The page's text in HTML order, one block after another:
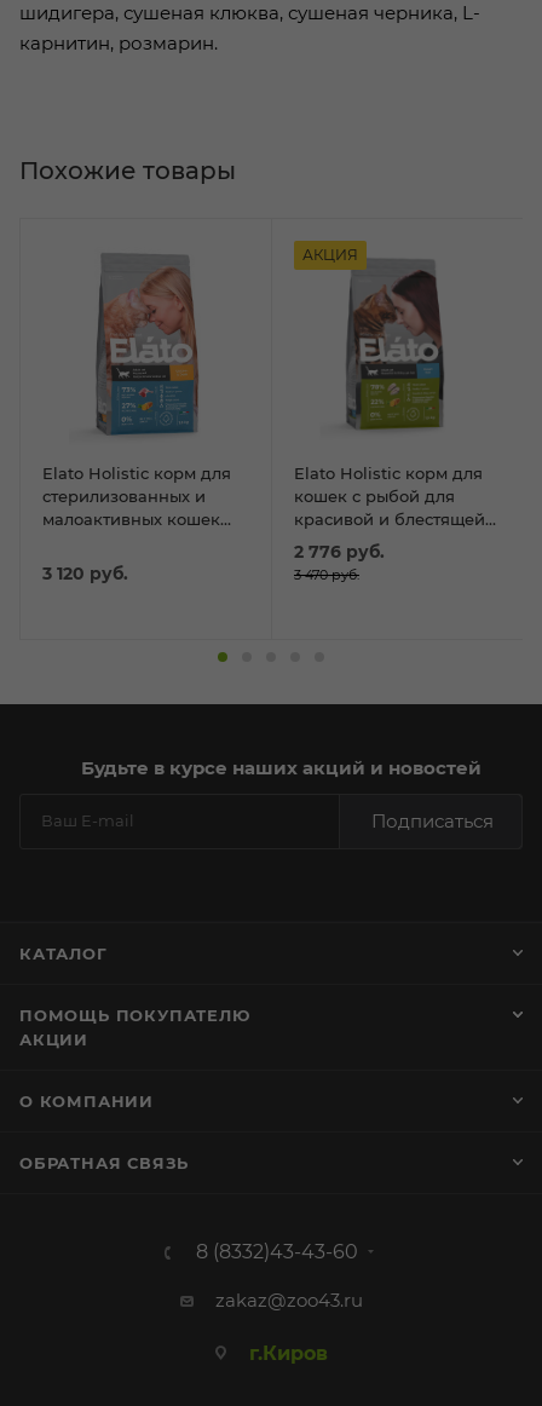
шидигера, сушеная клюква, сушеная черника, L-
карнитин, розмарин.
Elato Holistic корм для
стерилизованных и
малоактивных кошек
3 120 руб.
АКЦИЯ
Elato Holistic корм для
кошек с рыбой для
красивой и блестящей
шерсти, 1,5кг
2 776 руб.
3 470руб.
Похожие товары
Будьте в курсе наших акций и новостей
Подписаться
КАТАЛОГ
ПОМОЩЬ ПОКУПАТЕЛЮ
АКЦИИ
О КОМПАНИИ
ОБРАТНАЯ СВЯЗЬ
8 (8332)43-43-60
zakaz@zoo43.ru
г.Киров